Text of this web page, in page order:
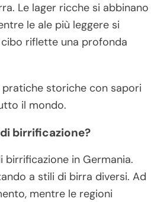
Le lager ricche si abbinano
le ale più leggere si
riflette una profonda
storiche con sapori
il mondo.
birrificazione?
in Germania.
a stili di birra diversi. Ad
mentre le regioni